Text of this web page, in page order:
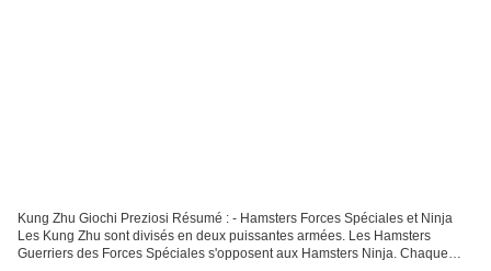
Kung Zhu Giochi Preziosi Résumé : - Hamsters Forces Spéciales et Ninja
Les Kung Zhu sont divisés en deux puissantes armées. Les Hamsters
Guerriers des Forces Spéciales s'opposent aux Hamsters Ninja. Chaque